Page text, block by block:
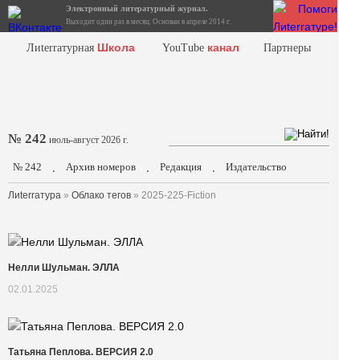
Электронный литературный журнал.
Выходит один раз в месяц. Основан в апреле 2014 г.
Лиterraтурная Школа YouTube канал Партнеры
№ 242 июль-август 2026 г.
№ 242 . Архив номеров . Редакция . Издательство
Лиterraтура » Облако тегов » 2025-225-Fiction
Нелли Шульман. ЭЛЛА
02.01.2025
Татьяна Пеплова. ВЕРСИЯ 2.0